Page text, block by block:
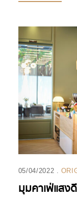
05/04/2022
มุมคาเฟ่แสง